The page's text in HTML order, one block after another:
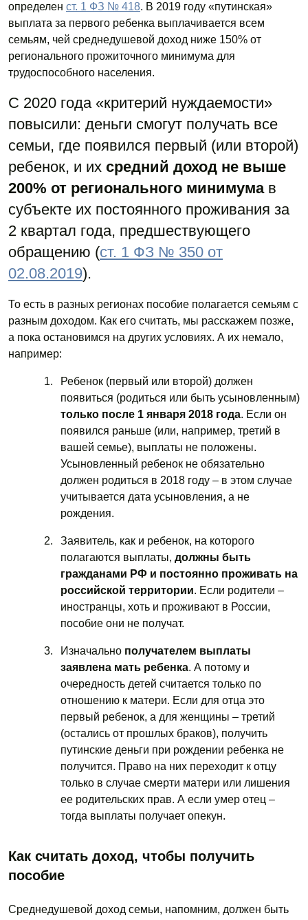
определен ст. 1 ФЗ № 418. В 2019 году «путинская»
выплата за первого ребенка выплачивается всем
семьям, чей среднедушевой доход ниже 150% от
регионального прожиточного минимума для
трудоспособного населения.
С 2020 года «критерий нуждаемости»
повысили: деньги смогут получать все
семьи, где появился первый (или второй)
ребенок, и их средний доход не выше
200% от регионального минимумав
субъекте их постоянного проживания за
2 квартал года, предшествующего
обращению (ст. 1 ФЗ № 350 от
02.08.2019).
То есть в разных регионах пособие полагается семьям с
разным доходом. Как его считать, мы расскажем позже,
а пока остановимся на других условиях. А их немало,
например:
Ребенок (первый или второй) должен
появиться (родиться или быть усыновленным)
только после 1 января 2018 года. Если он
появился раньше (или, например, третий в
вашей семье), выплаты не положены.
Усыновленный ребенок не обязательно
должен родиться в 2018 году – в этом случае
учитывается дата усыновления, а не
рождения.
Заявитель, как и ребенок, на которого
полагаются выплаты, должны быть
гражданами РФ и постоянно проживать на
российской территории. Если родители –
иностранцы, хоть и проживают в России,
пособие они не получат.
Изначально получателем выплаты
заявлена мать ребенка. А потому и
очередность детей считается только по
отношению к матери. Если для отца это
первый ребенок, а для женщины – третий
(остались от прошлых браков), получить
путинские деньги при рождении ребенка не
получится. Право на них переходит к отцу
только в случае смерти матери или лишения
ее родительских прав. А если умер отец –
тогда выплаты получает опекун.
Как считать доход, чтобы получить
пособие
Среднедушевой доход семьи, напомним, должен быть